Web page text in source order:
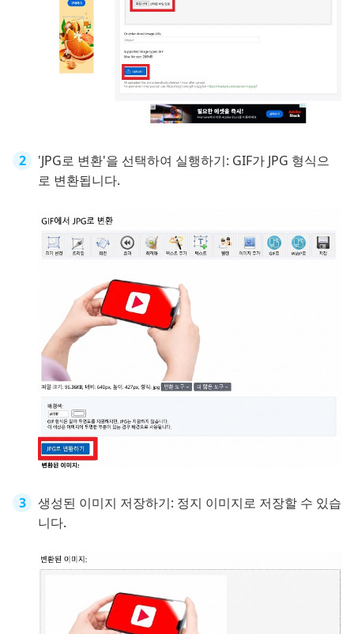
'JPG로 변환'을 선택하여 실행하기: GIF가 JPG 형식으
로 변환됩니다.
생성된 이미지 저장하기: 정지 이미지로 저장할 수 있습
니다.